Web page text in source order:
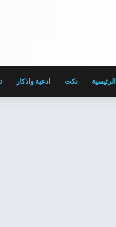
الرئيسية نكت ادعية واذكار